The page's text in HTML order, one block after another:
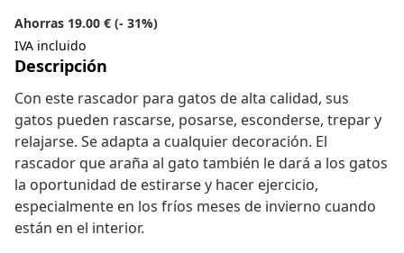
Ahorras 19.00 € (- 31%)
IVA incluido
Descripción
Con este rascador para gatos de alta calidad, sus
gatos pueden rascarse, posarse, esconderse, trepar y
relajarse. Se adapta a cualquier decoración. El
rascador que araña al gato también le dará a los gatos
la oportunidad de estirarse y hacer ejercicio,
especialmente en los fríos meses de invierno cuando
están en el interior.